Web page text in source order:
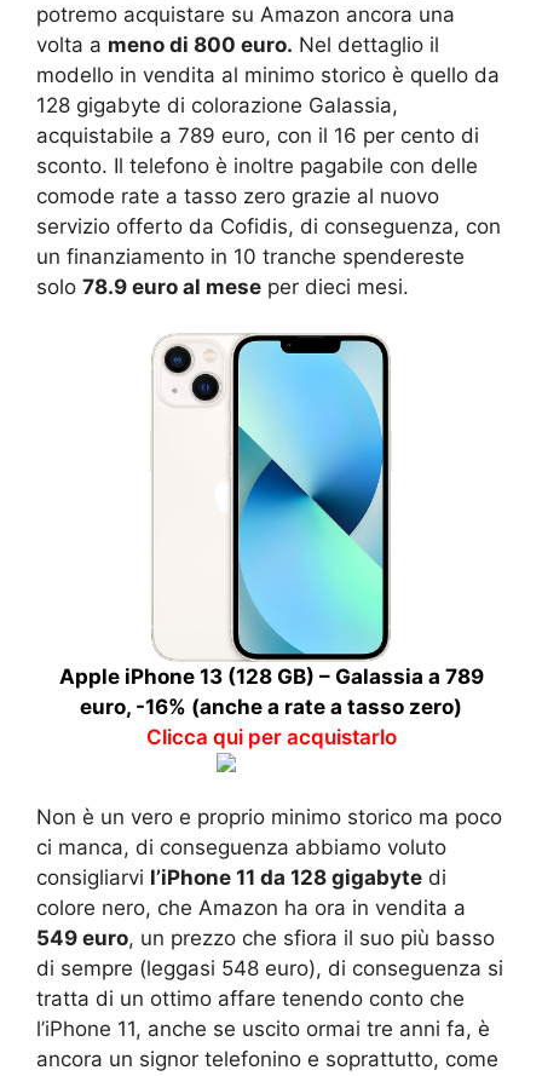
potremo acquistare su Amazon ancora una
volta a meno di 800 euro. Nel dettaglio il
modello in vendita al minimo storico è quello da
128 gigabyte di colorazione Galassia,
acquistabile a 789 euro, con il 16 per cento di
sconto. Il telefono è inoltre pagabile con delle
comode rate a tasso zero grazie al nuovo
servizio offerto da Cofidis, di conseguenza, con
un finanziamento in 10 tranche spendereste
solo 78.9 euro al mese per dieci mesi.
Apple iPhone 13 (128 GB) – Galassia a 789
euro, -16% (anche a rate a tasso zero)
Clicca qui per acquistarlo
Non è un vero e proprio minimo storico ma poco
ci manca, di conseguenza abbiamo voluto
consigliarvi l’iPhone 11 da 128 gigabyte di
colore nero, che Amazon ha ora in vendita a
549 euro, un prezzo che sfiora il suo più basso
di sempre (leggasi 548 euro), di conseguenza si
tratta di un ottimo affare tenendo conto che
l’iPhone 11, anche se uscito ormai tre anni fa, è
ancora un signor telefonino e soprattutto, come